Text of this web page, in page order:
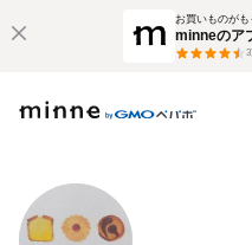
お買いものが
minneのア
3